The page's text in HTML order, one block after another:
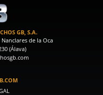
GB, S.A.
de la Oca
(Álava)